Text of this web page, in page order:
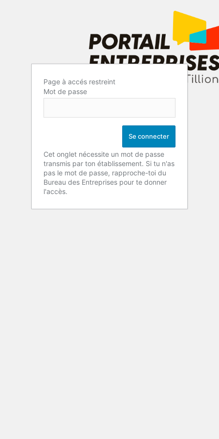
Page à accés restreint
Mot de passe
Cet onglet nécessite un mot de passe
transmis par ton établissement. Si tu n'as
pas le mot de passe, rapproche-toi du
Bureau des Entreprises pour te donner
l'accès.